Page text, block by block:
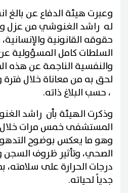
وعبرت هيئة الدفاع عن بالغ
له راشد الغنوشي من عزل
حقوقه القانونية
السلطات كامل المسؤولية عن
والنفسية الناجمة عن هذه
لحق به من معاناة خلال
، حسب البلاغ ذاته.
وذكرت الهيئة بأن راشد
المستشفى خمس مرات خلال
وهو ما يعكس بوضوح
الصحي، وتأثير ظروف السجن
درجات الحرارة على سلامته،
جدياً لحياته.